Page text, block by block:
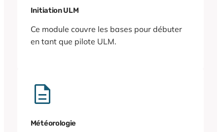
Initiation ULM
Ce module couvre les bases pour débuter
en tant que pilote ULM.
Météorologie